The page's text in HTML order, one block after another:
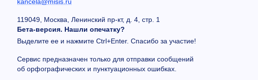
119049, Москва, Ленинский пр-кт, д. 4, стр. 1
Бета-версия. Нашли опечатку?
Выделите ее и нажмите Ctrl+Enter. Спасибо за участие!
Сервис предназначен только для отправки сообщений
об орфографических и пунктуационных ошибках.